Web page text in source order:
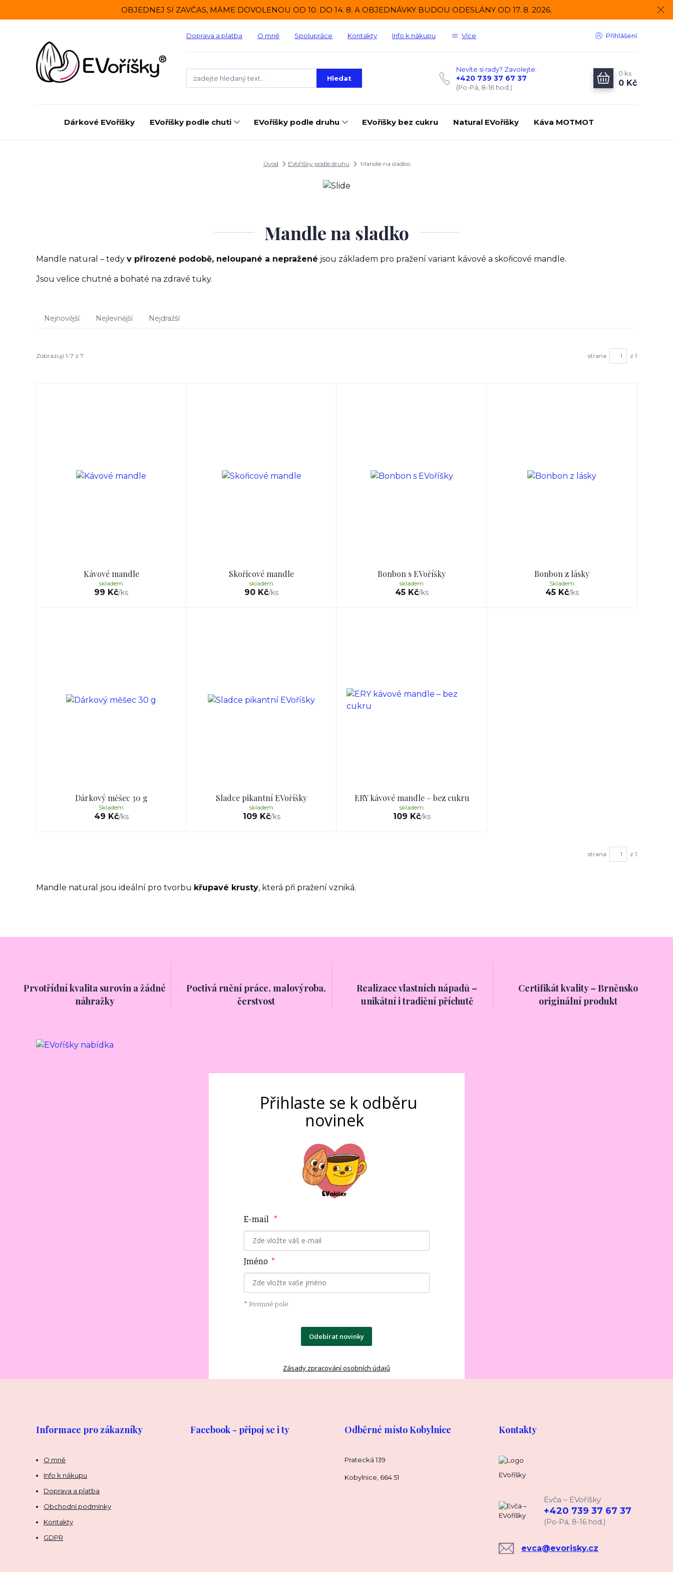
OBJEDNEJ SI ZAVČAS, MÁME DOVOLENOU OD 10. DO 14. 8. A OBJEDNÁVKY BUDOU ODESLÁNY OD 17. 8. 2026.
Doprava a platba O mně Spolupráce Kontakty Info k nákupu Více Přihlášení
Hledat
Nevíte si rady? Zavolejte.
+420 739 37 67 37
(Po-Pá, 8-16 hod.)
0 ks
0 Kč
Dárkové EVoříšky EVoříšky podle chuti EVoříšky podle druhu EVoříšky bez cukru Natural EVoříšky Káva MOTMOT
Úvod EVoříšky podle druhu Mandle na sladko
Mandle na sladko
Mandle natural – tedy v přirozené podobě, neloupané a nepražené jsou základem pro pražení variant kávové a skořicové mandle.
Jsou velice chutné a bohaté na zdravé tuky.
Nejnovější Nejlevnější Nejdražší
Zobrazuji 1-7 z 7 strana z 1
Kávové mandle
99 Kč/ks
skladem
Skořicové mandle
90 Kč/ks
skladem
Bonbon s EVoříšky
45 Kč/ks
skladem
Bonbon z lásky
45 Kč/ks
Skladem
Dárkový měšec 30 g
49 Kč/ks
Skladem
Sladce pikantní EVoříšky
109 Kč/ks
skladem
ERY kávové mandle – bez cukru
109 Kč/ks
skladem
strana z 1
Mandle natural jsou ideální pro tvorbu křupavé krusty, která při pražení vzniká.
Prvotřídní kvalita surovin a žádné
náhražky
Poctivá ruční práce, malovýroba,
čerstvost
Realizace vlastních nápadů –
unikátní i tradiční příchutě
Certifikát kvality – Brněnsko
originální produkt
Přihlaste se k odběru
novinek
E-mail *
Jméno *
* Povinné pole
Odebírat novinky
Zásady zpracování osobních údajů
Informace pro zákazníky
O mně
Info k nákupu
Doprava a platba
Obchodní podmínky
Kontakty
GDPR
Facebook - připoj se i ty Odběrné místo Kobylnice
Pratecká 139
Kobylnice, 664 51
Kontakty
EVoříšky
Evča – EVoříšky
+420 739 37 67 37
(Po-Pá, 8-16 hod.)
evca@evorisky.cz